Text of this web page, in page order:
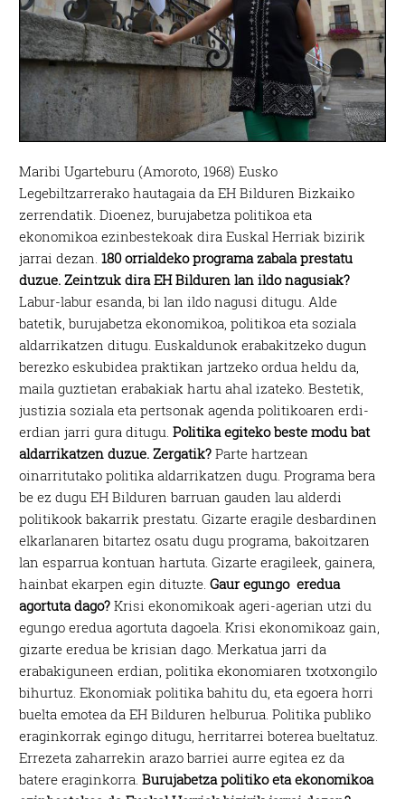
Maribi Ugarteburu (Amoroto, 1968) Eusko
Legebiltzarrerako hautagaia da EH Bilduren Bizkaiko
zerrendatik. Dioenez, burujabetza politikoa eta
ekonomikoa ezinbestekoak dira Euskal Herriak bizirik
jarrai dezan.180 orrialdeko programa zabala prestatu
duzue. Zeintzuk dira EH Bilduren lan ildo nagusiak?
Labur-labur esanda, bi lan ildo nagusi ditugu. Alde
batetik, burujabetza ekonomikoa, politikoa eta soziala
aldarrikatzen ditugu. Euskaldunok erabakitzeko dugun
berezko eskubidea praktikan jartzeko ordua heldu da,
maila guztietan erabakiak hartu ahal izateko. Bestetik,
justizia soziala eta pertsonak agenda politikoaren erdi-
erdian jarri gura ditugu.Politika egiteko beste modu bat
aldarrikatzen duzue. Zergatik? Parte hartzean
oinarritutako politika aldarrikatzen dugu. Programa bera
be ez dugu EH Bilduren barruan gauden lau alderdi
politikook bakarrik prestatu. Gizarte eragile desbardinen
elkarlanaren bitartez osatu dugu programa, bakoitzaren
lan esparrua kontuan hartuta. Gizarte eragileek, gainera,
hainbat ekarpen egin dituzte.Gaur egungo eredua
agortuta dago? Krisi ekonomikoak ageri-agerian utzi du
egungo eredua agortuta dagoela. Krisi ekonomikoaz gain,
gizarte eredua be krisian dago. Merkatua jarri da
erabakiguneen erdian, politika ekonomiaren txotxongilo
bihurtuz. Ekonomiak politika bahitu du, eta egoera horri
buelta emotea da EH Bilduren helburua. Politika publiko
eraginkorrak egingo ditugu, herritarrei boterea bueltatuz.
Errezeta zaharrekin arazo barriei aurre egitea ez da
batere eraginkorra.Burujabetza politiko eta ekonomikoa